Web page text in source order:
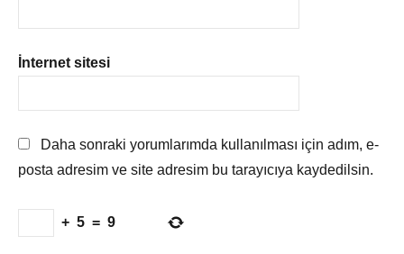
İnternet sitesi
Daha sonraki yorumlarımda kullanılması için adım, e-
posta adresim ve site adresim bu tarayıcıya kaydedilsin.
+ 5 = 9